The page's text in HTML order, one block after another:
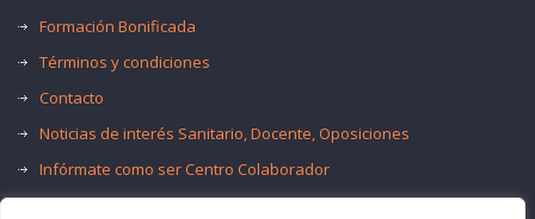
Formación Bonificada
Términos y condiciones
Contacto
Noticias de interés Sanitario, Docente, Oposiciones
Infórmate como ser Centro Colaborador